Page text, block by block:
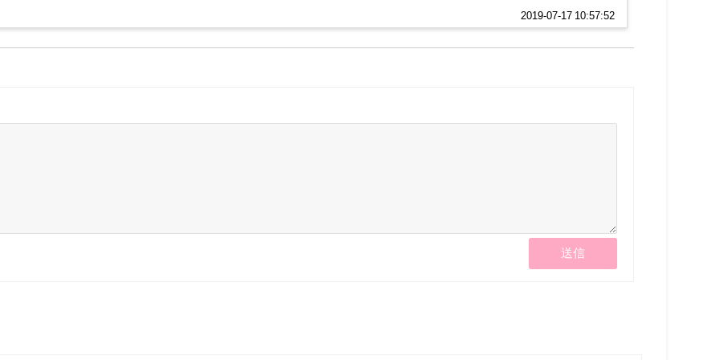
2019-07-17 10:57:52